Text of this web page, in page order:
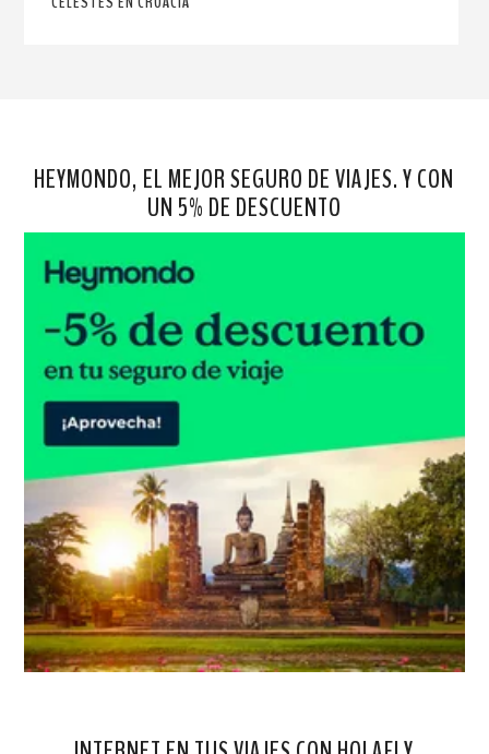
HEYMONDO, EL MEJOR SEGURO DE VIAJES. Y CON
UN 5% DE DESCUENTO